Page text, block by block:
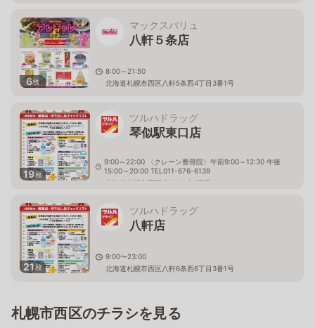
6枚
マックスバリュ
八軒５条店
8:00～21:50
北海道札幌市西区八軒5条西4丁目3番1号
19枚
ツルハドラッグ
琴似駅東口店
9:00～22:00 〈クレーン整骨院〉午前9:00～12:30 午後
15:00～20:00 TEL011-676-6139
北海道札幌市西区八軒1条東1丁目4-1
21枚
ツルハドラッグ
八軒店
9:00〜23:00
北海道札幌市西区八軒6条西6丁目3番1号
札幌市西区のチラシを見る